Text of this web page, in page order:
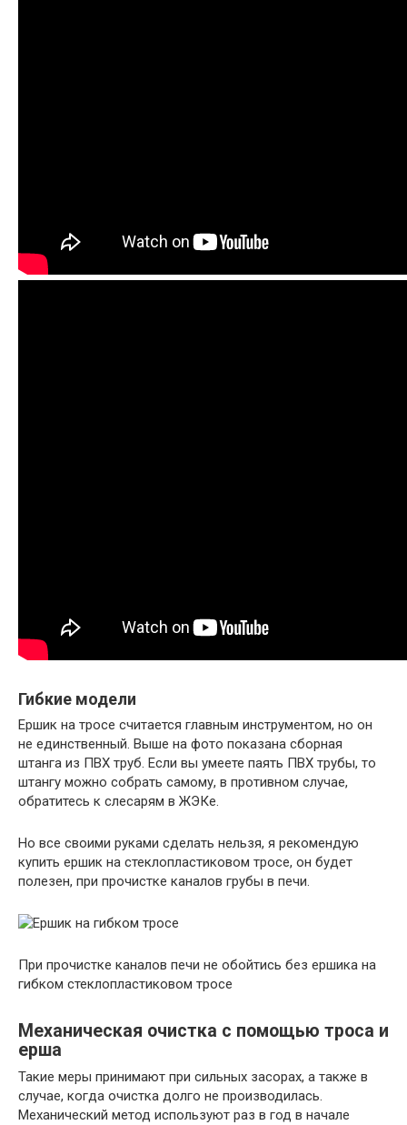
Гибкие модели
Ершик на тросе считается главным инструментом, но он
не единственный. Выше на фото показана сборная
штанга из ПВХ труб. Если вы умеете паять ПВХ трубы, то
штангу можно собрать самому, в противном случае,
обратитесь к слесарям в ЖЭКе.
Но все своими руками сделать нельзя, я рекомендую
купить ершик на стеклопластиковом тросе, он будет
полезен, при прочистке каналов грубы в печи.
При прочистке каналов печи не обойтись без ершика на
гибком стеклопластиковом тросе
Механическая очистка с помощью троса и
ерша
Такие меры принимают при сильных засорах, а также в
случае, когда очистка долго не производилась.
Механический метод используют раз в год в начале